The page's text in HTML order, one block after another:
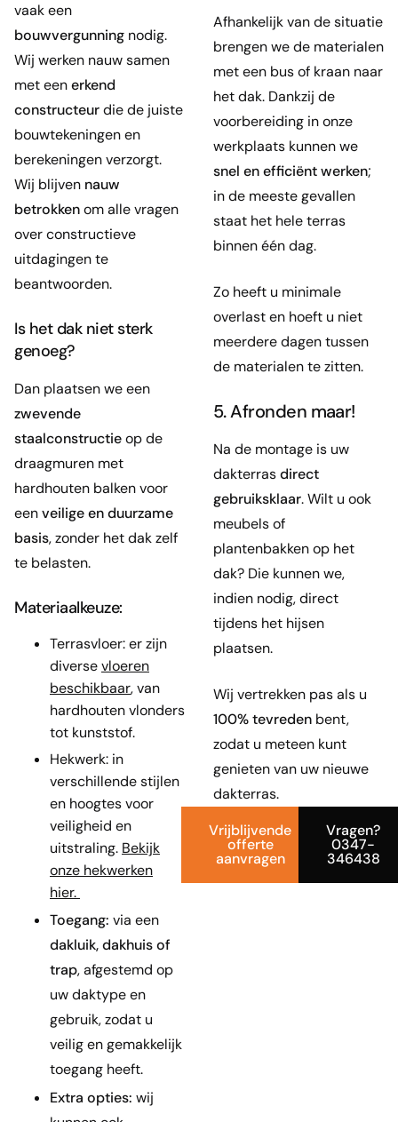
vaak een
bouwvergunning nodig.
Wij werken nauw samen
met eenerkend
constructeurdie de juiste
bouwtekeningen en
berekeningen verzorgt.
Wij blijven nauw
betrokkenom alle vragen
over constructieve
uitdagingen te
beantwoorden.
Is het dak niet sterk
genoeg?
Dan plaatsen we een
zwevende
staalconstructieop de
draagmuren met
hardhouten balken voor
eenveilige en duurzame
basis, zonder het dak zelf
te belasten.
Materiaalkeuze:
Terrasvloer: er zijn
diversevloeren
beschikbaar, van
hardhouten vlonders
tot kunststof.
Hekwerk: in
verschillende stijlen
en hoogtes voor
veiligheid en
uitstraling. Bekijk
onze hekwerken
hier.
Toegang: via een
dakluik, dakhuis of
trap, afgestemd op
uw daktype en
gebruik, zodat u
veilig en gemakkelijk
toegang heeft.
Extra opties: wij
Afhankelijk van de situatie
brengen we de materialen
met een bus of kraan naar
het dak. Dankzij de
voorbereiding in onze
werkplaats kunnen we
snel en efficiënt werken;
in de meeste gevallen
staat het hele terras
binnen één dag.
Zo heeft u minimale
overlast en hoeft u niet
meerdere dagen tussen
de materialen te zitten.
5. Afronden maar!
Na de montage is uw
dakterrasdirect
gebruiksklaar. Wilt u ook
meubels of
plantenbakken op het
dak? Die kunnen we,
indien nodig, direct
tijdens het hijsen
plaatsen.
Wij vertrekken pas als u
100% tevreden bent,
zodat u meteen kunt
genieten van uw nieuwe
dakterras.
Vrijblijvende
offerte
aanvragen
Vragen?
0347-
346438